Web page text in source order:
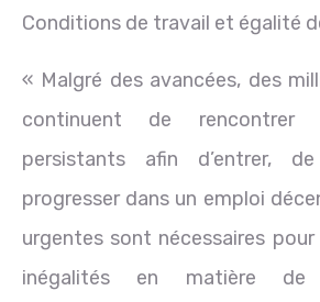
Conditions de travail et égalité
« Malgré des avancées, des
continuent de rencontrer
persistants afin d’entrer,
progresser dans un emploi
urgentes sont nécessaires
inégalités en matière de